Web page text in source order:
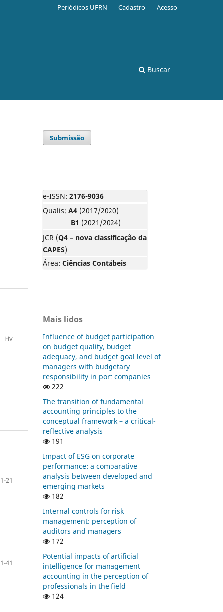
Buscar
Periódicos UFRN Cadastro Acesso
i-iv
1-21
41
Submissão
e-ISSN: 2176-9036
Qualis: A4 (2017/2020)
B1 (2021/2024)
JCR (Q4 – nova classificação da
CAPES)
Área: Ciências Contábeis
Mais lidos
Influence of budget participation
on budget quality, budget
adequacy, and budget goal level of
managers with budgetary
responsibility in port companies
222
The transition of fundamental
accounting principles to the
conceptual framework – a critical-
reflective analysis
191
Impact of ESG on corporate
performance: a comparative
analysis between developed and
emerging markets
182
Internal controls for risk
management: perception of
auditors and managers
172
Potential impacts of artificial
intelligence for management
accounting in the perception of
professionals in the field
124